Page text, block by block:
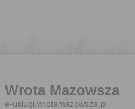
Wrota Mazowsza
e-uslugi.wrotamazowsza.pl